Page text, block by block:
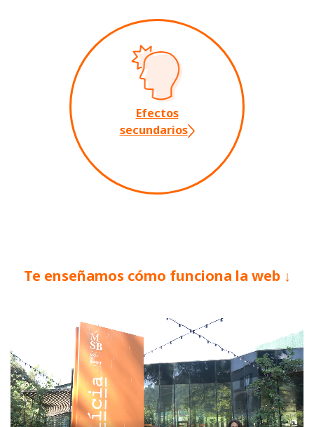
Efectos
secundarios
Te enseñamos cómo funciona la web ↓